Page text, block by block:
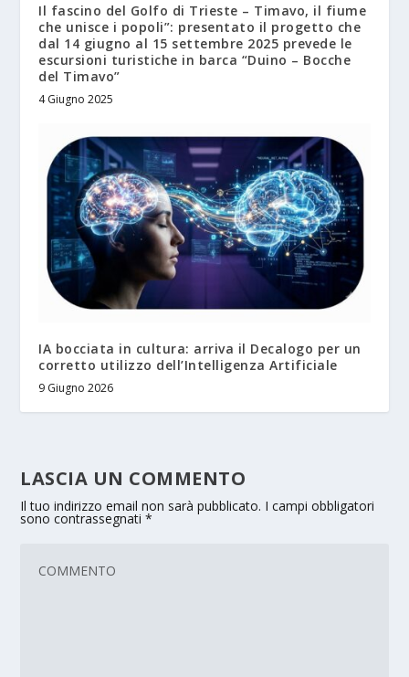
Il fascino del Golfo di Trieste – Timavo, il fiume
che unisce i popoli”: presentato il progetto che
dal 14 giugno al 15 settembre 2025 prevede le
escursioni turistiche in barca “Duino – Bocche
del Timavo”
4 Giugno 2025
IA bocciata in cultura: arriva il Decalogo per un
corretto utilizzo dell’Intelligenza Artificiale
9 Giugno 2026
LASCIA UN COMMENTO
Il tuo indirizzo email non sarà pubblicato. I campi obbligatori
sono contrassegnati*